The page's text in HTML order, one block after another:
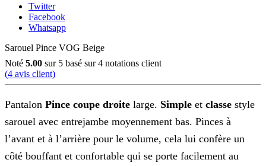
Twitter
Facebook
Whatsapp
Sarouel Pince VOG Beige
Noté 5.00 sur 5 basé sur4 notations client
(4 avis client)
Pantalon Pince coupe droite large. Simple et classe style
sarouel avec entrejambe moyennement bas. Pinces à
l’avant et à l’arrière pour le volume, cela lui confère un
côté bouffant et confortable qui se porte facilement au